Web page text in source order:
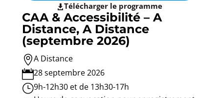
Télécharger le programme
CAA & Accessibilité – A
Distance, A Distance
(septembre 2026)
A Distance
28 septembre 2026
}9h-12h30 et de 13h30-17h